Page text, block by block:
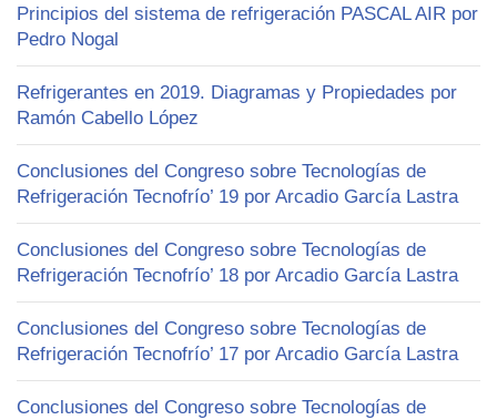
Principios del sistema de refrigeración PASCAL AIR por
Pedro Nogal
Refrigerantes en 2019. Diagramas y Propiedades por
Ramón Cabello López
Conclusiones del Congreso sobre Tecnologías de
Refrigeración Tecnofrío’ 19 por Arcadio García Lastra
Conclusiones del Congreso sobre Tecnologías de
Refrigeración Tecnofrío’ 18 por Arcadio García Lastra
Conclusiones del Congreso sobre Tecnologías de
Refrigeración Tecnofrío’ 17 por Arcadio García Lastra
Conclusiones del Congreso sobre Tecnologías de